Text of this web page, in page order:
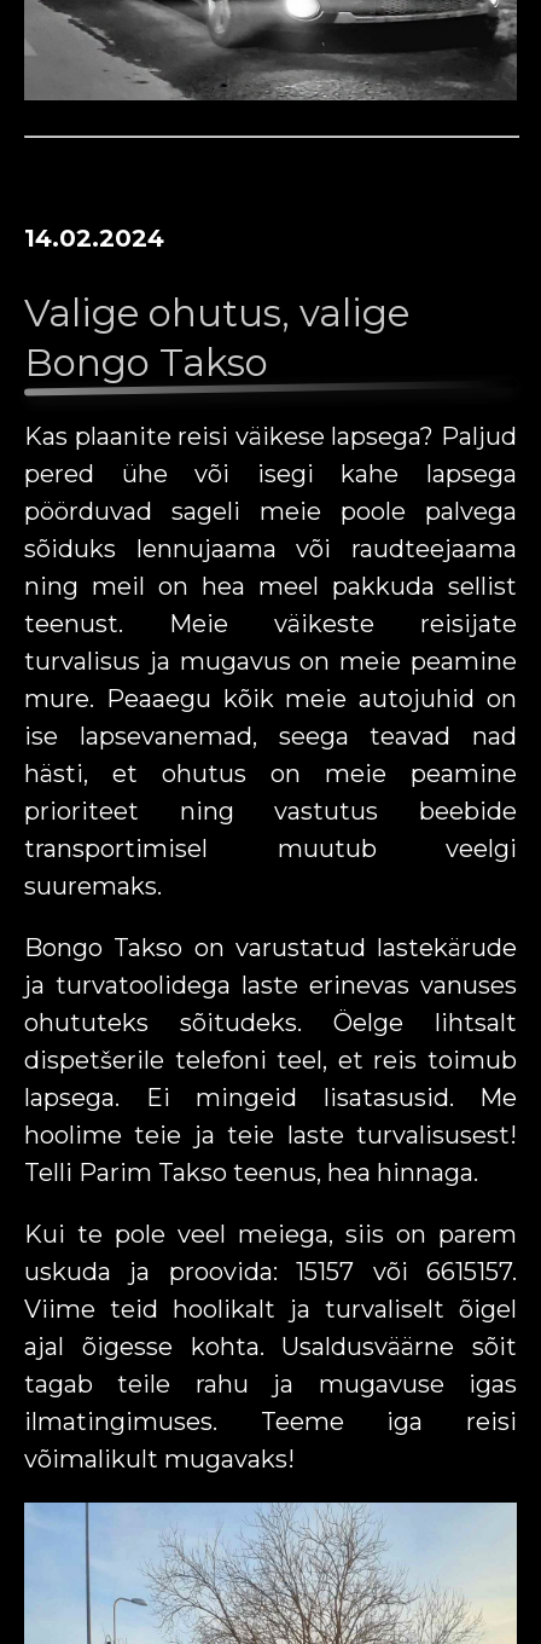
14.02.2024
Valige ohutus, valige
Bongo Takso
Kas plaanite reisi väikese lapsega? Paljud
pered ühe või isegi kahe lapsega
pöörduvad sageli meie poole palvega
sõiduks lennujaama või raudteejaama
ning meil on hea meel pakkuda sellist
teenust. Meie väikeste reisijate
turvalisus ja mugavus on meie peamine
mure. Peaaegu kõik meie autojuhid on
ise lapsevanemad, seega teavad nad
hästi, et ohutus on meie peamine
prioriteet ning vastutus beebide
transportimisel muutub veelgi
suuremaks.
Bongo Takso on varustatud lastekärude
ja turvatoolidega laste erinevas vanuses
ohututeks sõitudeks. Öelge lihtsalt
dispetšerile telefoni teel, et reis toimub
lapsega. Ei mingeid lisatasusid. Me
hoolime teie ja teie laste turvalisusest!
Telli Parim Takso teenus, hea hinnaga.
Kui te pole veel meiega, siis on parem
uskuda ja proovida: 15157 või 6615157.
Viime teid hoolikalt ja turvaliselt õigel
ajal õigesse kohta. Usaldusväärne sõit
tagab teile rahu ja mugavuse igas
ilmatingimuses. Teeme iga reisi
võimalikult mugavaks!